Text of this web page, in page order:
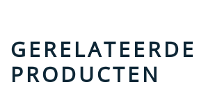
GERELATEERDE
PRODUCTEN